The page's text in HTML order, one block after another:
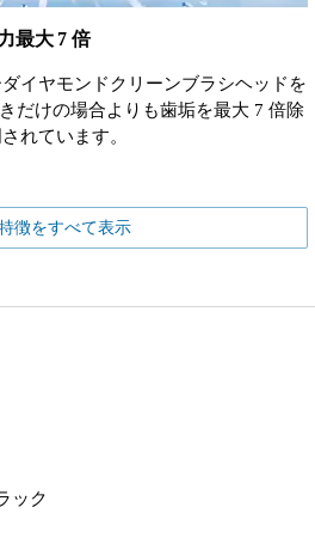
最大 7 倍
イヤモンドクリーンブラシヘッドを
だけの場合よりも歯垢を最大 7 倍除
れています。
徴をすべて表示
ック